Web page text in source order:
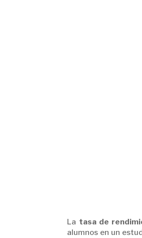
La tasa de
alumnos en un